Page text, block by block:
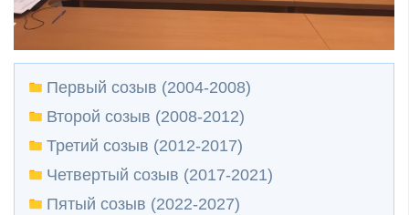
Первый созыв (2004-2008)
Второй созыв (2008-2012)
Третий созыв (2012-2017)
Четвертый созыв (2017-2021)
Пятый созыв (2022-2027)